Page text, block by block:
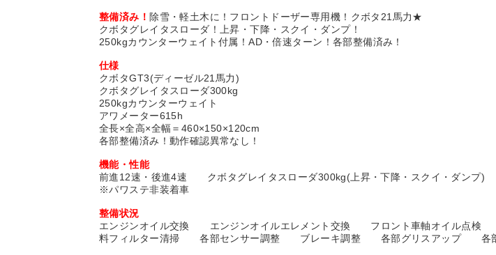
整備済み！ 除雪・軽土木に！フロントドーザー専用機！クボタ21馬力★
クボタグレイタスローダ！上昇・下降・スクイ・ダンプ！
250kgカウンターウェイト付属！AD・倍速ターン！各部整備済み！
仕様
クボタGT3(ディーゼル21馬力)
クボタグレイタスローダ300kg
250kgカウンターウェイト
アワメーター615h
全長×全高×全幅＝460×150×120cm
各部整備済み！動作確認異常なし！
機能・性能
前進12速・後進4速 クボタグレイタスローダ300kg(上昇・下降・スクイ・ダ
※パワステ非装着車
整備状況
エンジンオイル交換 エンジンオイルエレメント交換 フロント車軸オイル
料フィルター清掃 各部センサー調整 ブレーキ調整 各部グリスアップ 各